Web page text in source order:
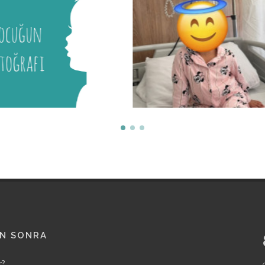
Mira
İstanbul Tıp Fakültesi
Malik
İstanbul Tıp Fakültesi
SONRA